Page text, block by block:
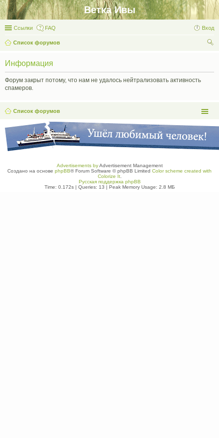
Ветка Ивы
Ссылки FAQ Вход
Список форумов
Информация
Форум закрыт потому, что нам не удалось нейтрализовать активность
спамеров.
Список форумов
Advertisements byAdvertisement Management
Создано на основе phpBB® Forum Software © phpBB Limited Color scheme created with
Colorize It.
Русская поддержка phpBB
Time: 0.172s| Queries: 13 | Peak Memory Usage: 2.8 МБ